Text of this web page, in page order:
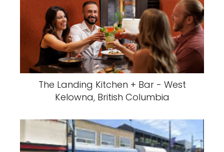
The Landing Kitchen + Bar - West
Kelowna, British Columbia